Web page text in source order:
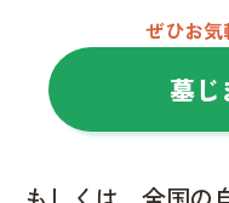
ぜひお
墓じ